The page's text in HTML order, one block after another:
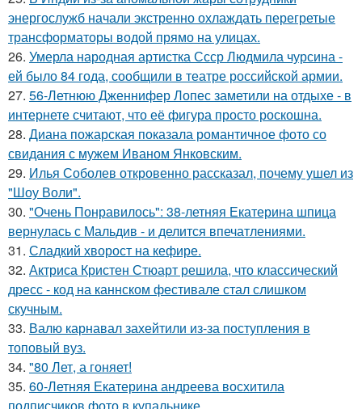
энергослужб начали экстренно охлаждать перегретые
трансформаторы водой прямо на улицах.
26. Умерла народная артистка Ссср Людмила чурсина -
ей было 84 года, сообщили в театре российской армии.
27. 56-Летнюю Дженнифер Лопес заметили на отдыхе - в
интернете считают, что её фигура просто роскошна.
28. Диана пожарская показала романтичное фото со
свидания с мужем Иваном Янковским.
29. Илья Соболев откровенно рассказал, почему ушел из
"Шоу Воли".
30. "Очень Понравилось": 38-летняя Екатерина шпица
вернулась с Мальдив - и делится впечатлениями.
31. Сладкий хворост на кефире.
32. Актриса Кристен Стюарт решила, что классический
дресс - код на каннском фестивале стал слишком
скучным.
33. Валю карнавал захейтили из-за поступления в
топовый вуз.
34. "80 Лет, а гоняет!
35. 60-Летняя Екатерина андреева восхитила